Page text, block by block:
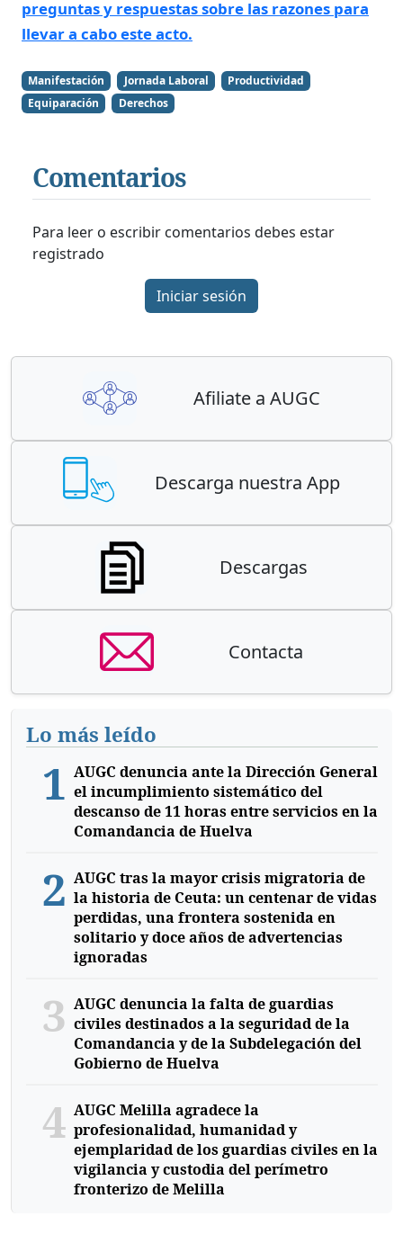
preguntas y respuestas sobre las razones para
llevar a cabo este acto.
Manifestación Jornada Laboral
Productividad
Equiparación
Derechos
Comentarios
Para leer o escribir comentarios debes estar
registrado
Iniciar sesión
Afiliate a AUGC
Descarga nuestra App
Descargas
Contacta
Lo más leído
1 AUGC denuncia ante la Dirección General
el incumplimiento sistemático del
descanso de 11 horas entre servicios en la
Comandancia de Huelva
2 AUGC tras la mayor crisis migratoria de
la historia de Ceuta: un centenar de vidas
perdidas, una frontera sostenida en
solitario y doce años de advertencias
ignoradas
3 AUGC denuncia la falta de guardias
civiles destinados a la seguridad de la
Comandancia y de la Subdelegación del
Gobierno de Huelva
4 AUGC Melilla agradece la
profesionalidad, humanidad y
ejemplaridad de los guardias civiles en la
vigilancia y custodia del perímetro
fronterizo de Melilla